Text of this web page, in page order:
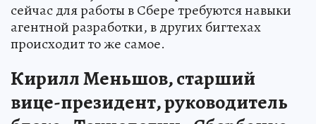
сейчас для работы в Сбере требуются навыки
агентной разработки, в других бигтехах
происходит то же самое.
Кирилл Меньшов, старший
вице-президент, руководитель